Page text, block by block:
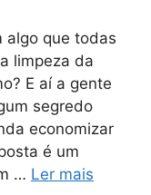
algo que todas
limpeza da
E aí a gente
segredo
economizar
é um
… Ler mais